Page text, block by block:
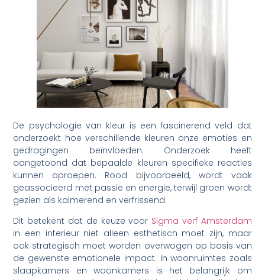
De psychologie van kleur is een fascinerend veld dat
onderzoekt hoe verschillende kleuren onze emoties en
gedragingen beïnvloeden. Onderzoek heeft
aangetoond dat bepaalde kleuren specifieke reacties
kunnen oproepen. Rood bijvoorbeeld, wordt vaak
geassocieerd met passie en energie, terwijl groen wordt
gezien als kalmerend en verfrissend.
Dit betekent dat de keuze voor Sigma verf Amsterdam
in een interieur niet alleen esthetisch moet zijn, maar
ook strategisch moet worden overwogen op basis van
de gewenste emotionele impact. In woonruimtes zoals
slaapkamers en woonkamers is het belangrijk om